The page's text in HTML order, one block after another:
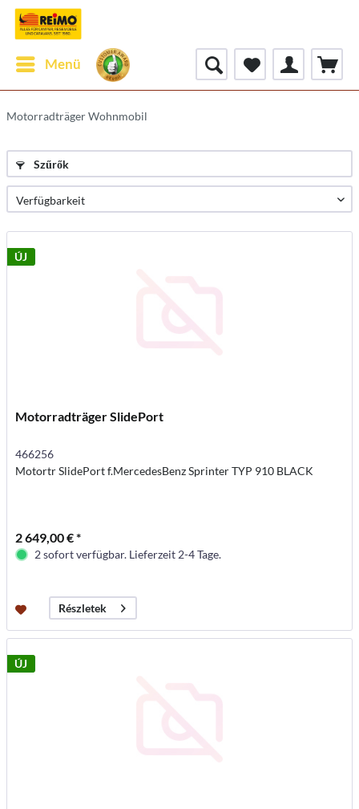
Menü
Motorradträger Wohnmobil
Szűrők
ÚJ
Motorradträger SlidePort
466256
Motortr SlidePort f.MercedesBenz Sprinter TYP 910 BLACK
2 649,00 € *
2 sofort verfügbar. Lieferzeit 2-4 Tage.
Részletek
ÚJ